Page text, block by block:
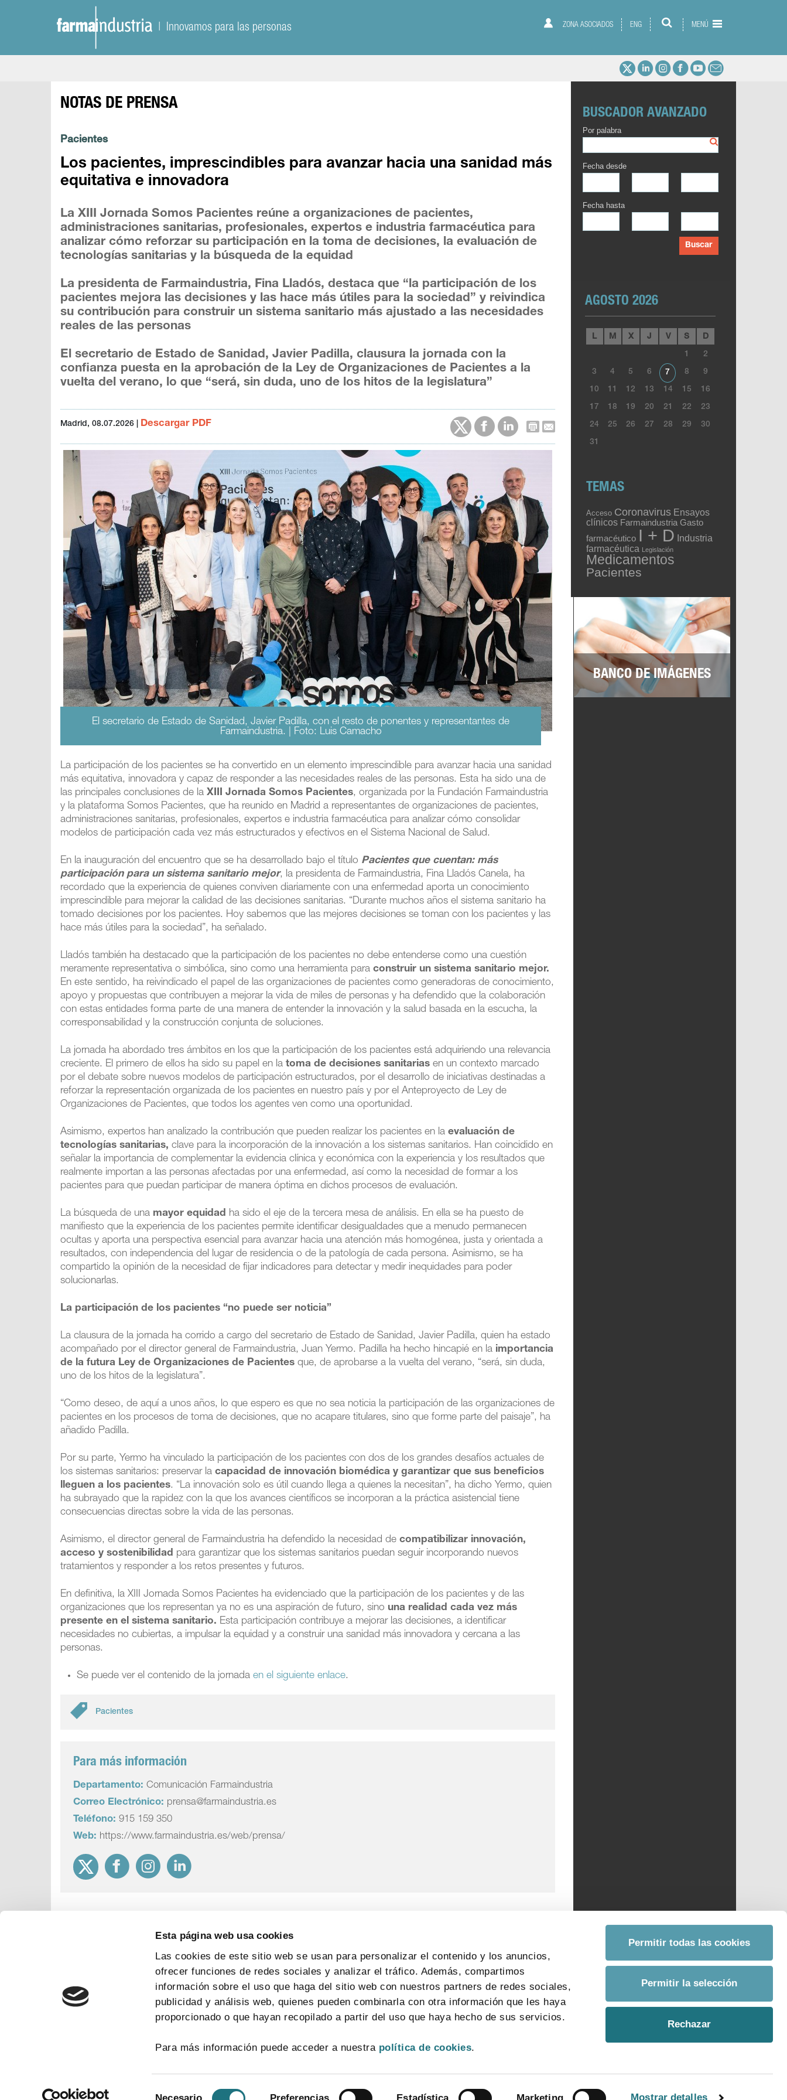
Esta página web usa cookies
Las cookies de este sitio web se usan para personalizar el contenido y los anuncios,
ofrecer funciones de redes sociales y analizar el tráfico. Además, compartimos
información sobre el uso que haga del sitio web con nuestros partners de redes sociales,
publicidad y análisis web, quienes pueden combinarla con otra información que les haya
proporcionado o que hayan recopilado a partir del uso que haya hecho de sus servicios.
Para más información puede acceder a nuestra política de cookies.
Mostrar detalles
Permitir todas las cookies
Permitir la selección
Rechazar
| Innovamos para las personas ZONA ASOCIADOS ENG MENÚ
NOTAS DE PRENSA
Pacientes
Los pacientes, imprescindibles para avanzar hacia una sanidad más
equitativa e innovadora
La XIII Jornada Somos Pacientes reúne a organizaciones de pacientes,
administraciones sanitarias, profesionales, expertos e industria farmacéutica para
analizar cómo reforzar su participación en la toma de decisiones, la evaluación de
tecnologías sanitarias y la búsqueda de la equidad
La presidenta de Farmaindustria, Fina Lladós, destaca que “la participación de los
pacientes mejora las decisiones y las hace más útiles para la sociedad” y reivindica
su contribución para construir un sistema sanitario más ajustado a las necesidades
reales de las personas
El secretario de Estado de Sanidad, Javier Padilla, clausura la jornada con la
confianza puesta en la aprobación de la Ley de Organizaciones de Pacientes a la
vuelta del verano, lo que “será, sin duda, uno de los hitos de la legislatura”
Madrid, 08.07.2026 Descargar PDF
El secretario de Estado de Sanidad, Javier Padilla, con el resto de ponentes y representantes de
Farmaindustria. | Foto: Luis Camacho
La participación de los pacientes se ha convertido en un elemento imprescindible para avanzar hacia una sanidad
más equitativa, innovadora y capaz de responder a las necesidades reales de las personas. Esta ha sido una de
las principales conclusiones de laXIII Jornada Somos Pacientes, organizada por la Fundación Farmaindustria
y la plataforma Somos Pacientes, que ha reunido en Madrid a representantes de organizaciones de pacientes,
administraciones sanitarias, profesionales, expertos e industria farmacéutica para analizar cómo consolidar
modelos de participación cada vez más estructurados y efectivos en el Sistema Nacional de Salud.
En la inauguración del encuentro que se ha desarrollado bajo el título Pacientes que cuentan: más
participación para un sistema sanitario mejor, la presidenta de Farmaindustria, Fina Lladós Canela, ha
recordado que la experiencia de quienes conviven diariamente con una enfermedad aporta un conocimiento
imprescindible para mejorar la calidad de las decisiones sanitarias. “Durante muchos años el sistema sanitario ha
tomado decisiones por los pacientes. Hoy sabemos que las mejores decisiones se toman con los pacientes y las
hace más útiles para la sociedad”, ha señalado.
Lladós también ha destacado que la participación de los pacientes no debe entenderse como una cuestión
meramente representativa o simbólica, sino como una herramienta paraconstruir un sistema sanitario mejor.
En este sentido, ha reivindicado el papel de las organizaciones de pacientes como generadoras de conocimiento,
apoyo y propuestas que contribuyen a mejorar la vida de miles de personas y ha defendido que la colaboración
con estas entidades forma parte de una manera de entender la innovación y la salud basada en la escucha, la
corresponsabilidad y la construcción conjunta de soluciones.
La jornada ha abordado tres ámbitos en los que la participación de los pacientes está adquiriendo una relevancia
creciente. El primero de ellos ha sido su papel en la toma de decisiones sanitarias en un contexto marcado
por el debate sobre nuevos modelos de participación estructurados, por el desarrollo de iniciativas destinadas a
reforzar la representación organizada de los pacientes en nuestro país y por el Anteproyecto de Ley de
Organizaciones de Pacientes, que todos los agentes ven como una oportunidad.
Asimismo, expertos han analizado la contribución que pueden realizar los pacientes en la evaluación de
tecnologías sanitarias, clave para la incorporación de la innovación a los sistemas sanitarios. Han coincidido en
señalar la importancia de complementar la evidencia clínica y económica con la experiencia y los resultados que
realmente importan a las personas afectadas por una enfermedad, así como la necesidad de formar a los
pacientes para que puedan participar de manera óptima en dichos procesos de evaluación.
La búsqueda de una mayor equidad ha sido el eje de la tercera mesa de análisis. En ella se ha puesto de
manifiesto que la experiencia de los pacientes permite identificar desigualdades que a menudo permanecen
ocultas y aporta una perspectiva esencial para avanzar hacia una atención más homogénea, justa y orientada a
resultados, con independencia del lugar de residencia o de la patología de cada persona. Asimismo, se ha
compartido la opinión de la necesidad de fijar indicadores para detectar y medir inequidades para poder
solucionarlas.
La participación de los pacientes “no puede ser noticia”
La clausura de la jornada ha corrido a cargo del secretario de Estado de Sanidad, Javier Padilla, quien ha estado
acompañado por el director general de Farmaindustria, Juan Yermo. Padilla ha hecho hincapié en la importancia
de la futura Ley de Organizaciones de Pacientes que, de aprobarse a la vuelta del verano, “será, sin duda,
uno de los hitos de la legislatura”.
“Como deseo, de aquí a unos años, lo que espero es que no sea noticia la participación de las organizaciones de
pacientes en los procesos de toma de decisiones, que no acapare titulares, sino que forme parte del paisaje”, ha
añadido Padilla.
Por su parte, Yermo ha vinculado la participación de los pacientes con dos de los grandes desafíos actuales de
los sistemas sanitarios: preservar lacapacidad de innovación biomédica y garantizar que sus beneficios
lleguen a los pacientes. “La innovación solo es útil cuando llega a quienes la necesitan”, ha dicho Yermo, quien
ha subrayado que la rapidez con la que los avances científicos se incorporan a la práctica asistencial tiene
consecuencias directas sobre la vida de las personas.
Asimismo, el director general de Farmaindustria ha defendido la necesidad decompatibilizar innovación,
acceso y sostenibilidad para garantizar que los sistemas sanitarios puedan seguir incorporando nuevos
tratamientos y responder a los retos presentes y futuros.
En definitiva, la XIII Jornada Somos Pacientes ha evidenciado que la participación de los pacientes y de las
organizaciones que los representan ya no es una aspiración de futuro, sino una realidad cada vez más
presente en el sistema sanitario. Esta participación contribuye a mejorar las decisiones, a identificar
necesidades no cubiertas, a impulsar la equidad y a construir una sanidad más innovadora y cercana a las
personas.
Se puede ver el contenido de la jornadaen el siguiente enlace.
Pacientes
Para más información
Departamento: Comunicación Farmaindustria
Correo Electrónico: prensa@farmaindustria.es
Teléfono: 915 159 350
Web: https://www.farmaindustria.es/web/prensa/
BUSCADOR AVANZADO
Por palabra
Fecha desde
Fecha hasta
Buscar
AGOSTO 2026
L M X J V S D
1 2
3 4 5 6 7 8 9
10 11 12 13 14 15 16
17 18 19 20 21 22 23
24 25 26 27 28 29 30
31
TEMAS
Acceso Coronavirus Ensayos
clínicos Farmaindustria Gasto
farmacéutico I + D Industria
farmacéutica Legislación
Medicamentos
Pacientes
BANCO DE IMÁGENES
© 2026 FarmaIndustria Todos los derechos reservados